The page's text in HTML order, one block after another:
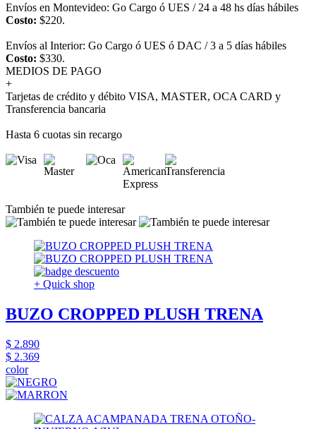
Envíos en Montevideo: Go Cargo ó UES / 24 a 48 hs días hábiles
Costo: $220.
Envíos al Interior: Go Cargo ó UES ó DAC / 3 a 5 días hábiles
Costo: $330.
MEDIOS DE PAGO
+
Tarjetas de crédito y débito VISA, MASTER, OCA CARD y
Transferencia bancaria
Hasta 6 cuotas sin recargo
También te puede interesar
+ Quick shop
BUZO CROPPED PLUSH TRENA
$ 2.890
$ 2.369
color